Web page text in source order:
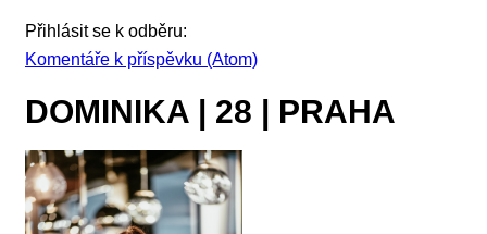
Přihlásit se k odběru:
Komentáře k příspěvku (Atom)
DOMINIKA | 28 | PRAHA